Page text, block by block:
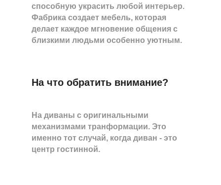
способную украсить любой интерьер.
Фабрика создает мебель, которая
делает каждое мгновение общения с
близкими людьми особенно уютным.
На что обратить внимание?
На диваны с оригинальными
механизмами транформации. Это
именно тот случай, когда диван - это
центр гостинной.